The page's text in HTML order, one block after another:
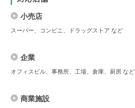
小売店
スーパー、コンビニ、ドラッグストア など
企業
オフィスビル、事務所、工場、倉庫、厨房 など
商業施設